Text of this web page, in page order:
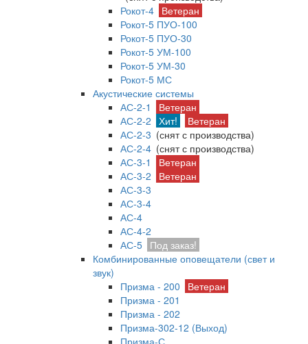
Рокот-4 Ветеран
Рокот-5 ПУО-100
Рокот-5 ПУО-30
Рокот-5 УМ-100
Рокот-5 УМ-30
Рокот-5 МС
Акустические системы
АС-2-1
Ветеран
АС-2-2 Хит!
Ветеран
АС-2-3 (снят с производства)
АС-2-4 (снят с производства)
АС-3-1
Ветеран
АС-3-2
Ветеран
АС-3-3
АС-3-4
АС-4
АС-4-2
АС-5 Под заказ!
Комбинированные оповещатели (свет и
звук)
Призма - 200
Ветеран
Призма - 201
Призма - 202
Призма-302-12 (Выход)
Призма-С